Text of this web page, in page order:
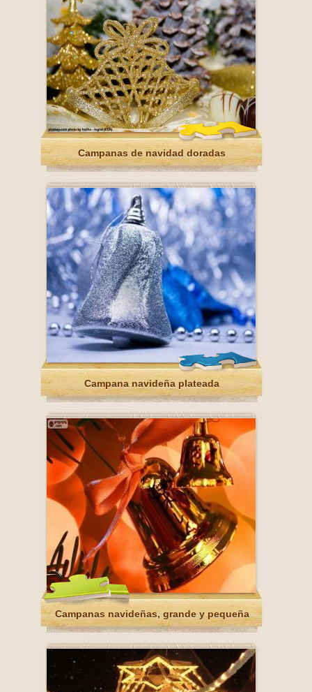
Campanas de navidad doradas
Campana navideña plateada
Campanas navideñas, grande y pequeña